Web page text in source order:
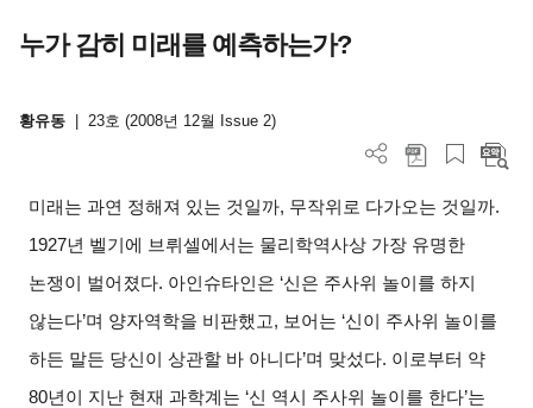
누가 감히 미래를 예측하는가?
황유동 23호 (2008년 12월 Issue 2)
미래는 과연 정해져 있는 것일까, 무작위로 다가오는 것일까.
1927년 벨기에 브뤼셀에서는 물리학역사상 가장 유명한
논쟁이 벌어졌다. 아인슈타인은 ‘신은 주사위 놀이를 하지
않는다’며 양자역학을 비판했고, 보어는 ‘신이 주사위 놀이를
하든 말든 당신이 상관할 바 아니다’며 맞섰다. 이로부터 약
80년이 지난 현재 과학계는 ‘신 역시 주사위 놀이를 한다’는